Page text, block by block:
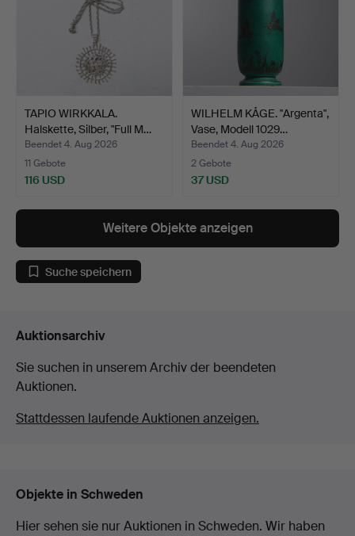
TAPIO WIRKKALA.
Halskette, Silber, "Full M…
Beendet 4. Aug 2026
11 Gebote
116 USD
WILHELM KÅGE. "Argenta",
Vase, Modell 1029…
Beendet 4. Aug 2026
2 Gebote
37 USD
Weitere Objekte anzeigen
Suche speichern
Auktionsarchiv
Sie suchen in unserem Archiv der beendeten
Auktionen.
Stattdessen laufende Auktionen anzeigen.
Objekte in Schweden
Hier sehen sie nur Auktionen in Schweden. Wir haben